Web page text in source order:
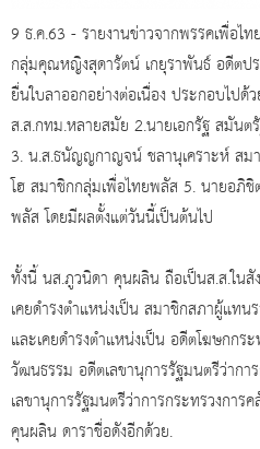
9 ธ.ค.63 - รายงานข่าวจากพรรคเพื่อไ
กลุ่มคุณหญิงสุดารัตน์ เกยุราพันธ์ อดีตป
ยื่นใบลาออกอย่างต่อเนื่อง ประกอบไป
ส.ส.กทม.หลายสมัย 2.นายเอกรัฐ สมัน
3. น.ส.ธนัญญกาญจน์ ชลานุเคราะห์ สม
โฮ สมาชิกกลุ่มเพื่อไทยพลัส 5. นายอภิ
พลัส โดยมีผลตั้งแต่วันนี้เป็นต้นไป
ทั้งนี้ นส.ภูวนิดา คุนผลิน ถือเป็นส.ส.ใน
เคยดำรงตำแหน่งเป็น สมาชิกสภาผู้แท
และเคยดำรงตำแหน่งเป็น อดีตโฆษกกร
วัฒนธรรม อดีตเลขานุการรัฐมนตรีว่ากา
เลขานุการรัฐมนตรีว่าการกระทรวงกา
คุนผลิน ดาราชื่อดังอีกด้วย.